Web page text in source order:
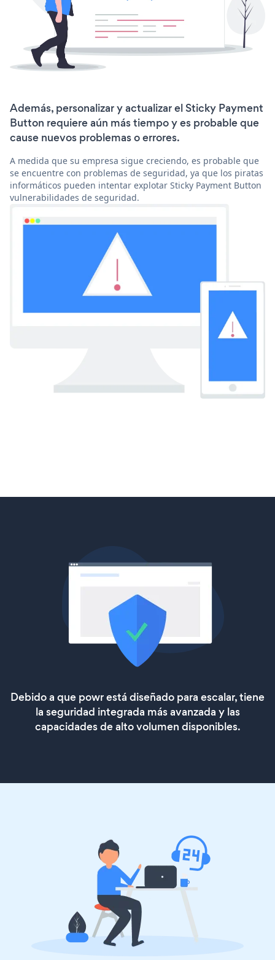
Además, personalizar y actualizar el Sticky Payment
Button requiere aún más tiempo y es probable que
cause nuevos problemas o errores.
A medida que su empresa sigue creciendo, es probable que
se encuentre con problemas de seguridad, ya que los piratas
informáticos pueden intentar explotar Sticky Payment Button
vulnerabilidades de seguridad.
Debido a que powr está diseñado para escalar, tiene
la seguridad integrada más avanzada y las
capacidades de alto volumen disponibles.